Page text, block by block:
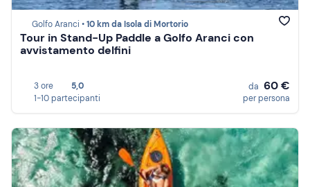
Golfo Aranci •10 km da Isola di Mortorio
Tour in Stand-Up Paddle a Golfo Aranci con
avvistamento delfini
3 ore
5,0
1-10 partecipanti
da 60 €
per persona